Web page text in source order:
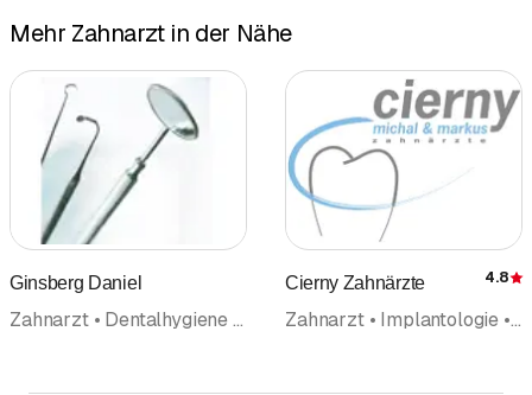
Mehr Zahnarzt in der Nähe
Ginsberg Daniel
Zahnarzt • Dentalhygiene • Implantologie • Oralchirurgie • Zahnbleaching • Rekonstruktive Zahnmedizin
Cierny Zahnärzte 4.8
Zahnarzt • Implantologie • Dentalhygiene • Oralchirurgie • Rekonstruktive Zahnmedizin • Parodontologie • Zahnbleaching